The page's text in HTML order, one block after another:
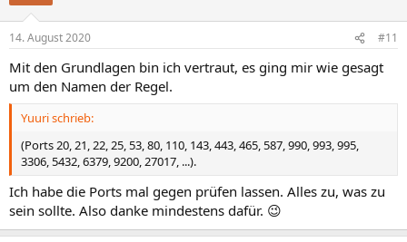
e
:
14. August 2020 #11
Mit den Grundlagen bin ich vertraut, es ging mir wie gesagt
um den Namen der Regel.
Yuuri schrieb:
(Ports 20, 21, 22, 25, 53, 80, 110, 143, 443, 465, 587, 990, 993, 995,
3306, 5432, 6379, 9200, 27017, ...).
Ich habe die Ports mal gegen prüfen lassen. Alles zu, was zu
sein sollte. Also danke mindestens dafür. 😉